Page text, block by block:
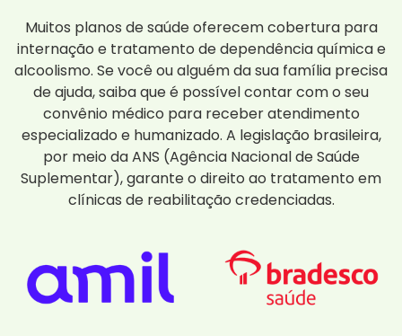
Muitos planos de saúde oferecem cobertura para
internação e tratamento de dependência química e
alcoolismo. Se você ou alguém da sua família precisa
de ajuda, saiba que é possível contar com o seu
convênio médico para receber atendimento
especializado e humanizado. A legislação brasileira,
por meio da ANS (Agência Nacional de Saúde
Suplementar), garante o direito ao tratamento em
clínicas de reabilitação credenciadas.